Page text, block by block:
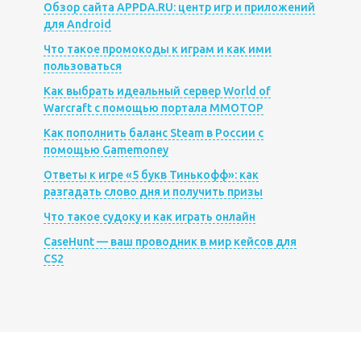
Обзор сайта APPDA.RU: центр игр и приложений
для Android
Что такое промокоды к играм и как ими
пользоваться
Как выбрать идеальный сервер World of
Warcraft с помощью портала MMOTOP
Как пополнить баланс Steam в России с
помощью Gamemoney
Ответы к игре «5 букв Тинькофф»: как
разгадать слово дня и получить призы
Что такое судоку и как играть онлайн
CaseHunt — ваш проводник в мир кейсов для
CS2